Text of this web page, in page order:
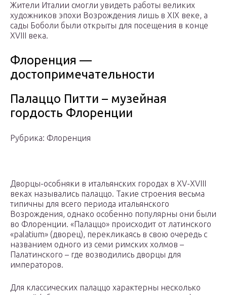
Жители Италии смогли увидеть работы великих
художников эпохи Возрождения лишь в XIX веке, а
сады Боболи были открыты для посещения в конце
XVIII века.
Флоренция —
достопримечательности
Палаццо Питти – музейная
гордость Флоренции
Рубрика: Флоренция
Дворцы-особняки в итальянских городах в XV-XVIII
веках назывались палаццо. Такие строения весьма
типичны для всего периода итальянского
Возрождения, однако особенно популярны они были
во Флоренции. «Палаццо» происходит от латинского
«palatium» (дворец), перекликаясь в свою очередь с
названием одного из семи римских холмов –
Палатинского – где возводились дворцы для
императоров.
Для классических палаццо характерны несколько